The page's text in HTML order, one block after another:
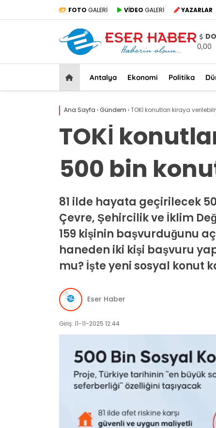
FOTO GALERİ VİDEO GALERİ YAZARLAR
0,00
Antalya Ekonomi Politika
Ana Sayfa ›Gündem ›TOKİ konutları kiraya
TOKİ
500 bin
81 ilde hayata geçirilecek
Çevre, Şehircilik ve İklim
159 kişinin başvurduğunu
haneden iki kişi başvuru
mu? İşte yeni sosyal konut
Eser Haber
Giriş: 11-11-2025 12:44